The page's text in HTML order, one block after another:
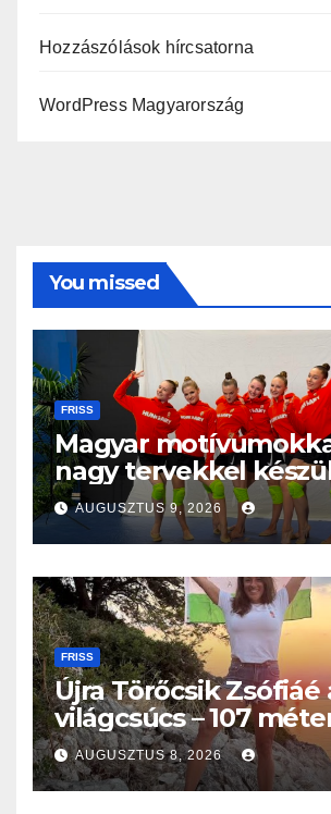
Hozzászólások hírcsatorna
WordPress Magyarország
You missed
FRISS
Magyar
nagy tervekkel
világbajnokságra az
kéziszercsapat
AUGUSZTUS 9, 2026
FRISS
Újra Törőcsik Zsófiáé
világcsúcs – 107
merült Lastovón
AUGUSZTUS 8, 2026